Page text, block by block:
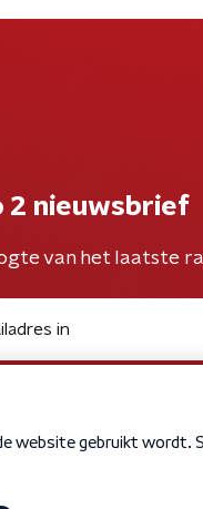
2 nieuwsbrief
van het laatste